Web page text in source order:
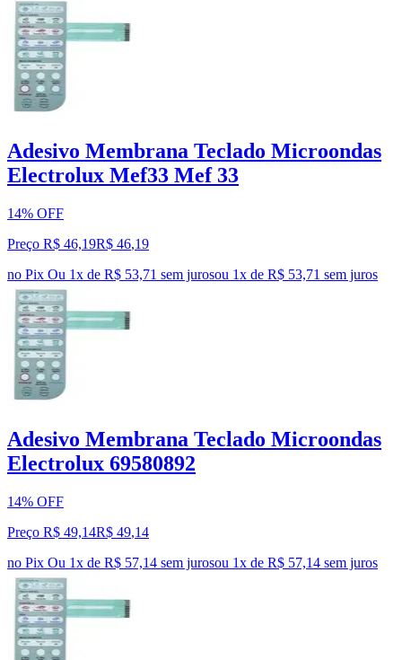
Adesivo Membrana Teclado Microondas
Electrolux Mef33 Mef 33
14% OFF
Preço R$ 46,19R$ 46,19
no Pix Ou 1x de R$ 53,71 sem jurosou 1x de R$ 53,71 sem juros
Adesivo Membrana Teclado Microondas
Electrolux 69580892
14% OFF
Preço R$ 49,14R$ 49,14
no Pix Ou 1x de R$ 57,14 sem jurosou 1x de R$ 57,14 sem juros